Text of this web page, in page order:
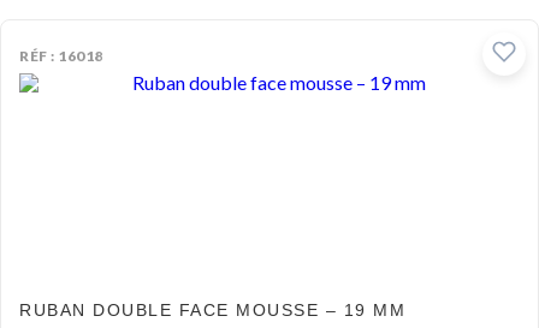
RÉF : 16018
RUBAN DOUBLE FACE MOUSSE – 19 MM